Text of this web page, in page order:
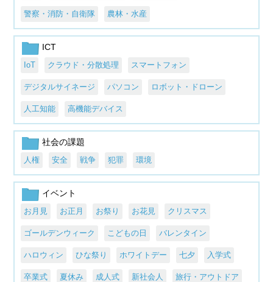
警察・消防・自衛隊 農林・水産
ICT
IoT クラウド・分散処理 スマートフォン
デジタルサイネージ パソコン ロボット・ドローン
人工知能 高機能デバイス
社会の課題
人権 安全 戦争 犯罪 環境
イベント
お月見 お正月 お祭り お花見 クリスマス
ゴールデンウィーク こどもの日 バレンタイン
ハロウィン ひな祭り ホワイトデー 七夕 入学式
卒業式 夏休み 成人式 新社会人 旅行・アウトドア